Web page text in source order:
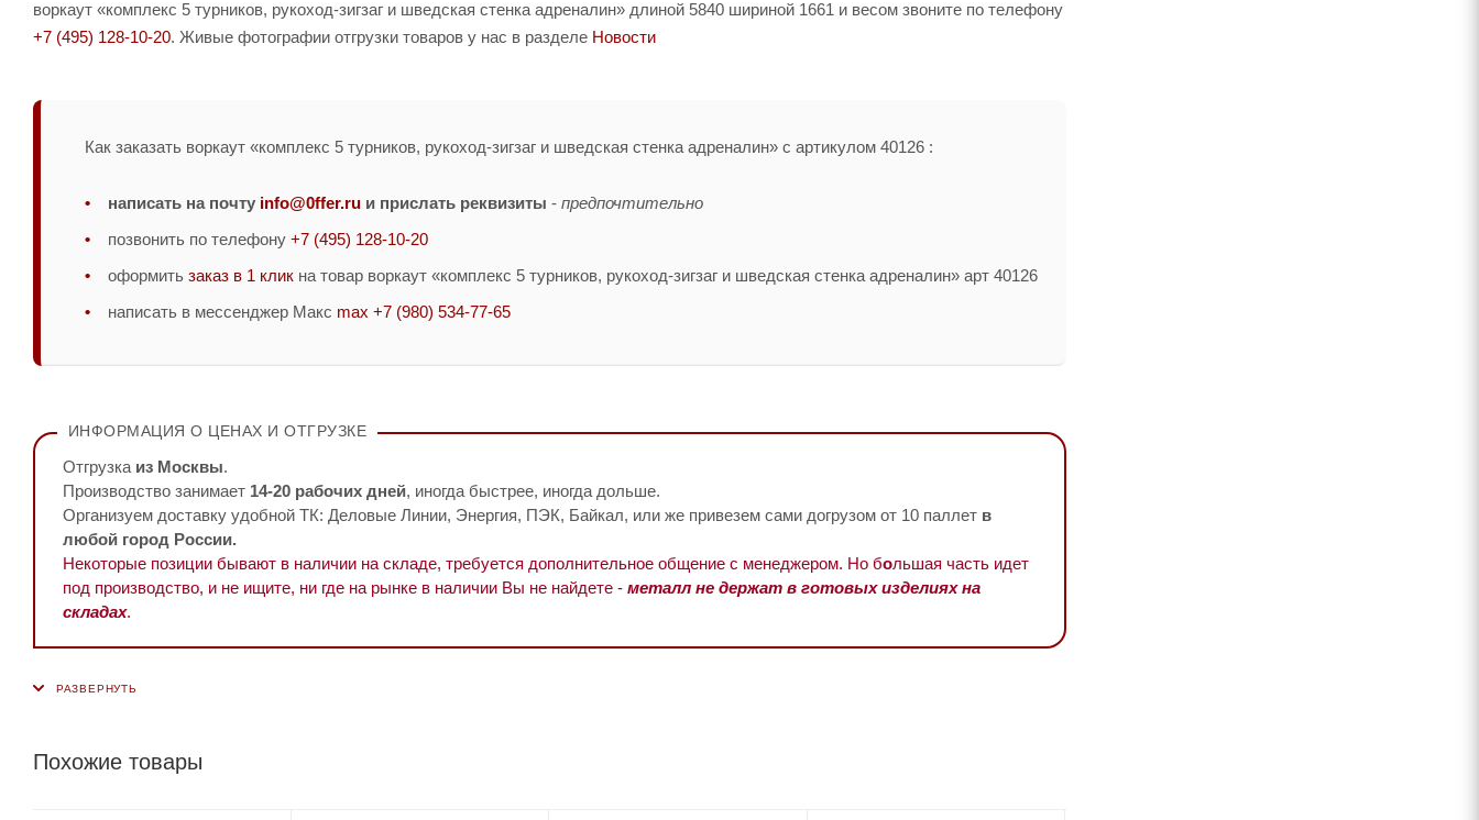
воркаут «комплекс 5 турников, рукоход-зигзаг и шведская стенка адреналин» длиной 5840 шириной 1661 и весом звоните по телефону
+7 (495) 128-10-20. Живые фотографии отгрузки товаров у нас в разделе Новости
Как заказать воркаут «комплекс 5 турников, рукоход-зигзаг и шведская стенка адреналин» с артикулом 40126 :
написать на почту info@0ffer.ru и прислать реквизиты - предпочтительно
позвонить по телефону +7 (495) 128-10-20
оформить заказ в 1 клик на товар воркаут «комплекс 5 турников, рукоход-зигзаг и шведская стенка адреналин» арт 40126
написать в мессенджер Макс max +7 (980) 534-77-65
ИНФОРМАЦИЯ О ЦЕНАХ И ОТГРУЗКЕ
Отгрузка из Москвы.
Производство занимает 14-20 рабочих дней, иногда быстрее, иногда дольше.
Организуем доставку удобной ТК: Деловые Линии, Энергия, ПЭК, Байкал, или же привезем сами догрузом от 10 паллет в
любой город России.
Некоторые позиции бывают в наличии на складе, требуется дополнительное общение с менеджером. Но большая часть идет
под производство, и не ищите, ни где на рынке в наличии Вы не найдете - металл не держат в готовых изделиях на
складах.
Похожие товары